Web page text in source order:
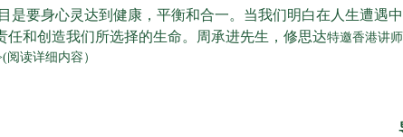
要身心灵达到健康，平衡和合一。当我们明白在人生遭遇
和创造我们所选择的生命。周承进先生，修思达特邀香港讲
读详细内容）